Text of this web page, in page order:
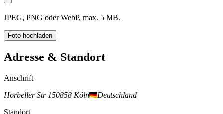
JPEG, PNG oder WebP, max. 5 MB.
Foto hochladen
Adresse & Standort
Anschrift
Horbeller Str 150858 Köln
Deutschland
Standort